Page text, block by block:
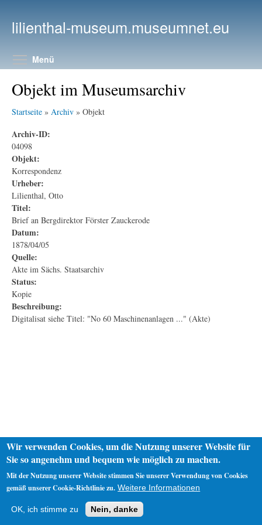
lilienthal-museum.museumnet.eu
Menü
Objekt im Museumsarchiv
Startseite » Archiv » Objekt
Archiv-ID:
04098
Objekt:
Korrespondenz
Urheber:
Lilienthal, Otto
Titel:
Brief an Bergdirektor Förster Zauckerode
Datum:
1878/04/05
Quelle:
Akte im Sächs. Staatsarchiv
Status:
Kopie
Beschreibung:
Digitalisat siehe Titel: "No 60 Maschinenanlagen ..." (Akte)
Impressum
Wir verwenden Cookies, um die Nutzung unserer Website für
Sie so angenehm und bequem wie möglich zu machen.
Mit der Nutzung unserer Website stimmen Sie unserer Verwendung von Cookies
gemäß unserer Cookie-Richtlinie zu. Weitere Informationen
OK, ich stimme zu Nein, danke